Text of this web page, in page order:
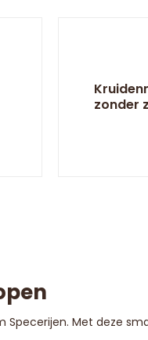
zonder
Specerijen. Met deze